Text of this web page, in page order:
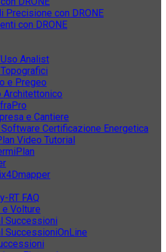
Precisione con DRONE
con DRONE
Analist
e Pregeo
Architettonico
e Cantiere
Certificazione Energetica
Video Tutorial
RT FAQ
Volture
Successioni
SuccessioniOnLine